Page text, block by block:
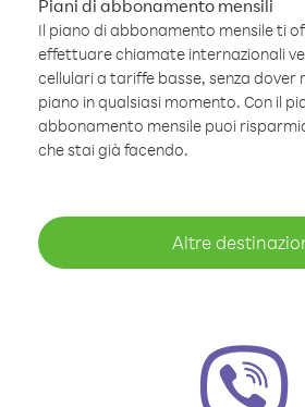
Piani di abbonamento mensili
Il piano di abbonamento mensile ti
effettuare chiamate internazionali
cellulari a tariffe basse, senza dover
piano in qualsiasi momento. Con il
abbonamento mensile puoi
che stai già facendo.
Altre